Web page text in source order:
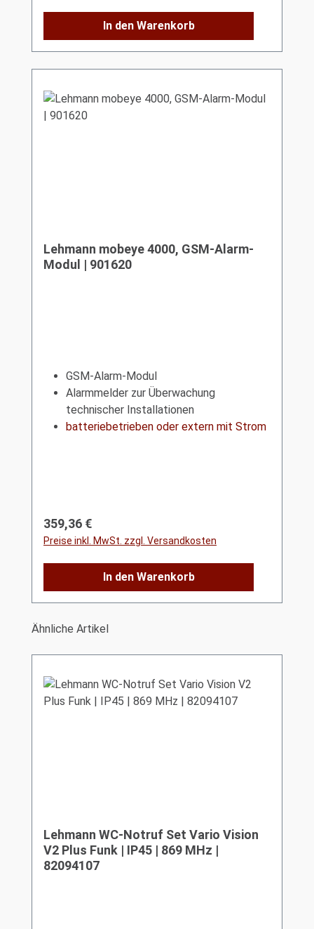
In den Warenkorb
Lehmann mobeye 4000, GSM-Alarm-
Modul | 901620
GSM-Alarm-Modul
Alarmmelder zur Überwachung
technischer Installationen
batteriebetrieben oder extern mit Strom
Regulärer Preis:
359,36 €
Preise inkl. MwSt. zzgl. Versandkosten
In den Warenkorb
Produktgalerie überspringen
Ähnliche Artikel
Lehmann WC-Notruf Set Vario Vision
V2 Plus Funk | IP45 | 869 MHz |
82094107